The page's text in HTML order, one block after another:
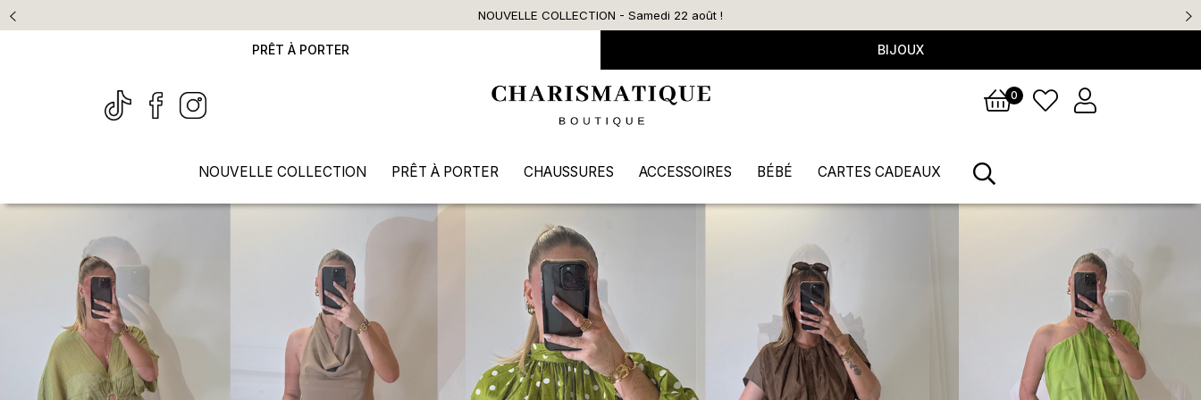
Livraison offerte dès 90€ d’achat
PRÊT À PORTER BIJOUX
0
NOUVELLE COLLECTION PRÊT À PORTER CHAUSSURES ACCESSOIRES BÉBÉ CARTES CADEAUX